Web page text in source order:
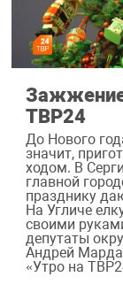
Зажжение
ТВР24
До Нового
значит,
ходом. В
главной
празднику
На Угличе
своими
депутаты
Андрей
«Утро на